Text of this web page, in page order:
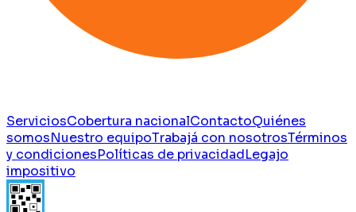
ServiciosCobertura nacionalContactoQuiénes
somosNuestro equipoTrabajá con nosotrosTérminos
y condicionesPolíticas de privacidadLegajo
impositivo